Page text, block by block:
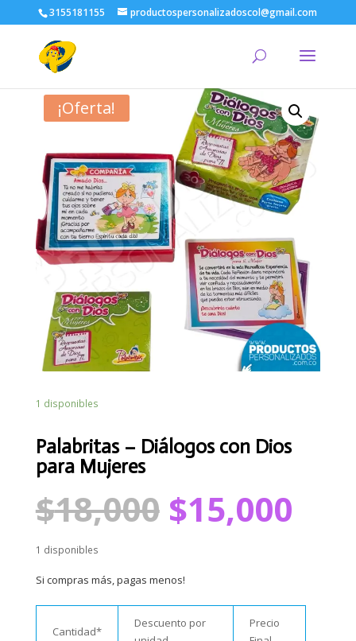
3155181155 productospersonalizadoscol@gmail.com
¡Oferta!
1 disponibles
Palabritas – Diálogos con Dios
para Mujeres
$18,000 El
precio
$18,000.
$15,000El
1 disponibles
Si compras más, pagas menos!
Cantidad*
Descuento por
Precio